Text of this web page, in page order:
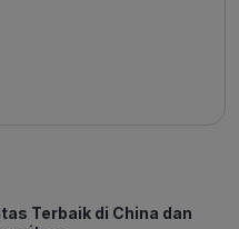
Terbaik di China dan